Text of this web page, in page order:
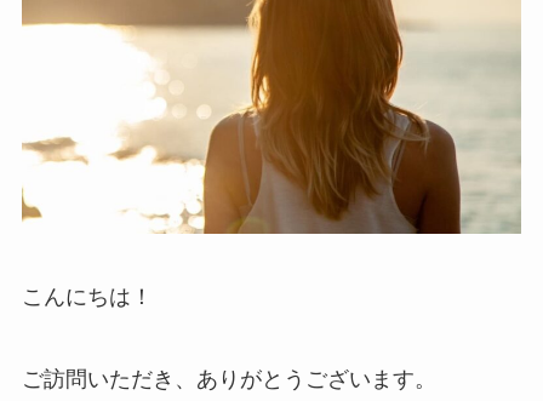
こんにちは！
ご訪問いただき、ありがとうございます。